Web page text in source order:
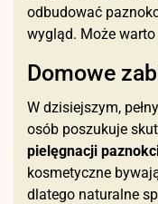
odbudować
wygląd. Może
Domowe
W dzisiejszym,
osób poszukuje
pielęgnacji
kosmetyczne
dlatego naturalne